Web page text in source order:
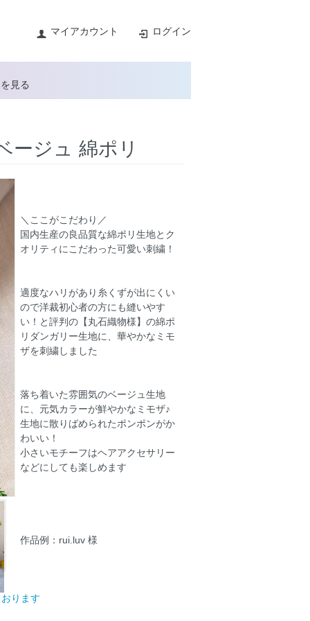
マイアカウント ログイン
見る
ージュ 綿ポリ
＼ここがこだわり／
国内生産の良品質な綿ポリ生地とク
オリティにこだわった可愛い刺繍！
適度なハリがあり糸くずが出にくい
ので洋裁初心者の方にも縫いやす
い！と評判の【丸石織物様】の綿ポ
リダンガリー生地に、華やかなミモ
ザを刺繍しました
落ち着いた雰囲気のベージュ生地
に、元気カラーが鮮やかなミモザ♪
生地に散りばめられたポンポンがか
わいい！
小さいモチーフはヘアアクセサリー
などにしても楽しめます
作品例：rui.luv 様
ります